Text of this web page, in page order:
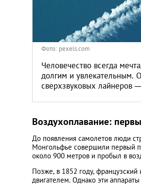
Пхукет
Санкт-Петербург
Фото: pexels.com
Человечество всегда
долгим и увлекательным.
сверхзвуковых лайнеров
Воздухоплавание:
До появления самолетов люди
Монгольфье совершили первый
около 900 метров и пробыл в
Позже, в 1852 году,
двигателем. Однако эти